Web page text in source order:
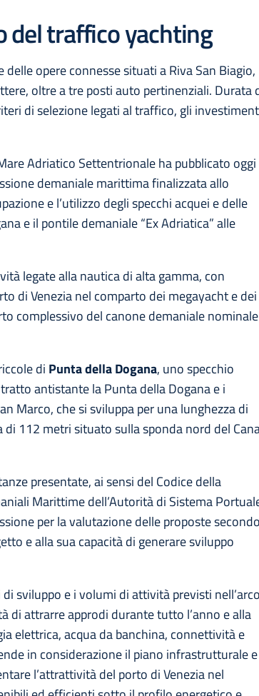
del traffico yachting
delle opere connesse situati a Riva San Biagio,
oltre a tre posti auto pertinenziali. Durata
di selezione legati al traffico, gli
Adriatico Settentrionale ha pubblicato oggi
demaniale marittima finalizzata allo
e l’utilizzo degli specchi acquei e delle
e il pontile demaniale “Ex Adriatica” alle
legate alla nautica di alta gamma, con
di Venezia nel comparto dei megayacht e dei
complessivo del canone demaniale nominale
di Punta della Dogana, uno specchio
antistante la Punta della Dogana e i
Marco, che si sviluppa per una lunghezza di
di 112 metri situato sulla sponda nord del
presentate, ai sensi del Codice della
Marittime dell’Autorità di Sistema
per la valutazione delle proposte secondo
e alla sua capacità di generare sviluppo
sviluppo e i volumi di attività previsti nell’arco
di attrarre approdi durante tutto l’anno e alla
elettrica, acqua da banchina, connettività e
in considerazione il piano infrastrutturale e
l’attrattività del porto di Venezia nel